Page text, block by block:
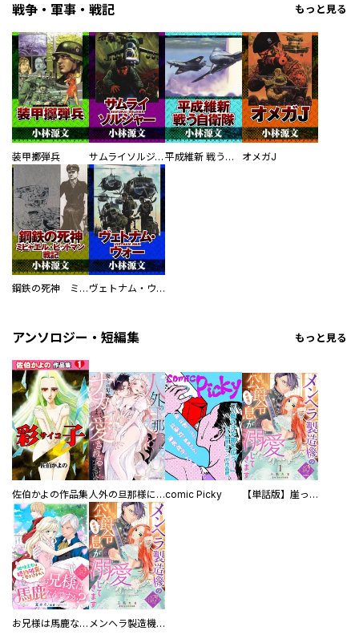
戦争・軍事・戦記 もっと見る
装甲擲弾兵 サムライソルジャー SAMURAI SOLDIER 平成維新 戦う自衛隊 オメガJ
鋼鉄の死神 ミヒャエル・ビットマン戦記 ヴェトナム・ウォー VIETNAM WAR
アンソロジー・短編集 もっと見る
佐伯かよの作品集 人外の旦那様に娶られ毎晩ナカまで愛される…。アンソロジーcomic Picky 【単話版】崖っぷち令嬢ですが、意地と策略で幸せになります！シリーズ
お兄様は馬鹿なんですか？～地味王女は婚約破棄に巻き込まれる～ メンヘラ製造機の公爵令息（過保護）が溺愛してきます